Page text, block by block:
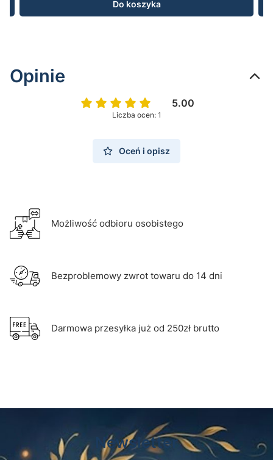
Do koszyka
Opinie
5.00
Liczba ocen: 1
Oceń i opisz
Możliwość odbioru osobistego
Bezproblemowy zwrot towaru do 14 dni
Darmowa przesyłka już od 250zł brutto
Newsletter